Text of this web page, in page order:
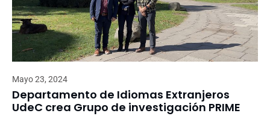
Mayo 23, 2024
Departamento de Idiomas Extranjeros
UdeC crea Grupo de investigación PRIME